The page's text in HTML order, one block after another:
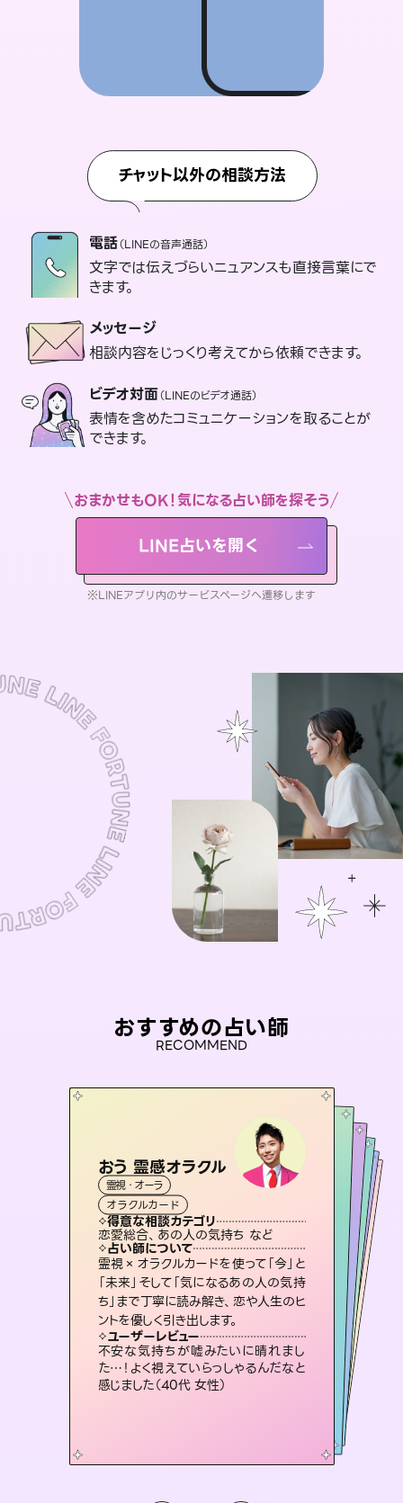
チャット以外の相談方法
電話（LINEの音声通話）
文字では伝えづらいニュアンスも直接言葉にで
きます。
メッセージ
相談内容をじっくり考えてから依頼できます。
ビデオ対面（LINEのビデオ通話）
表情を含めたコミュニケーションを取ることが
できます。
おまかせもOK！気になる占い師を探そう
LINE占いを開く
※LINEアプリ内のサービスページへ遷移します
おすすめの占い師
RECOMMEND
おう 霊感オラクル
霊視・オーラ
オラクルカード
得意な相談カテゴリ
恋愛総合、あの人の気持ち など
占い師について
霊視×オラクルカードを使って「今」と
「未来」そして「気になるあの人の気持
ち」まで丁寧に読み解き、恋や人生のヒ
ントを優しく引き出します。
ユーザーレビュー
不安な気持ちが嘘みたいに晴れまし
た…！よく視えていらっしゃるんだなと
感じました（40代 女性）
セラピスト理恵
霊視・オーラ
スピリチュアル・リーディング
得意な相談カテゴリ
片想い、二人の未来、年の差 など
占い師について
連絡再開、復縁、成就などの報告実績
多数。セラピストとして2万超の施術経
験があるからこそできる鑑定で、より良
い未来をサポートします。
ユーザーレビュー
とても心温まる鑑定でした。しかもこち
らは何も言っていないのに視えていらっ
しゃるんだなと驚きです（30代女性）
アイリス -iris-
西洋占星術
ルーン
得意な相談カテゴリ
恋愛総合、片想い、二人の未来 など
占い師について
復縁、恋愛、不倫の行方、同性愛や片
思い、仕事関係や借金問題まで知りた
いことや心の負担になっていることを
紐解き、背中をそっと押して導きます。
ユーザーレビュー
安心感のあり、言い切ってくれる所や濁
さない鑑定のおかげで、毎回自分の気
持ちを整えられます（30代 男性）
彗望
霊視・オーラ
スピリチュアル・リーディング
得意な相談カテゴリ
片想い、あの人の気持ち、復縁 など
占い師について
3,700年以上の歴史を持つ東洋最古の占術「易占」で詳細まで占い、幸せへ向かう道筋を示します。厳しい結果にも具体的な対策をお伝えします。
ユーザーレビュー
複雑な背景もしっかり聞いて鑑定して
いただけました。気持ちが楽になりまし
た（50代 女性）
未来視師＊花
スピリチュアル・リーディング
得意な相談カテゴリ
出逢い、片想い、復縁 など
占い師について
未来には何パターンもの選択肢があり
ます。不安で視えにくくなっているあな
たの素敵な未来を見つけ、その未来を
選択できるようアドバイスします。
ユーザーレビュー
職場の人の性質や人間関係、本心など
本当によく視えていてびっくり。対策が
打てて前向きになれます（40代）
霊視・オーラ タロット
スピリチュアル・リーディング
得意な相談カテゴリ
片想い、あの人の気持ち、復縁 など
占い師について
恋愛のお悩みの中でも特に「曖昧な関
係」の相談を得意としており、友達以上
恋人未満なお相手との今後や本音を丁
寧に読み解き恋愛成就へと導きます。
ユーザーレビュー
鑑定していただいてアドバイス通りに行
動すると仲が復活してきました。ありが
とうございました（40代 女性）